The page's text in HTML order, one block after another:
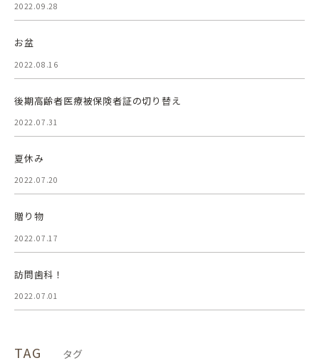
2022.09.28
お盆
2022.08.16
後期高齢者医療被保険者証の切り替え
2022.07.31
夏休み
2022.07.20
贈り物
2022.07.17
訪問歯科！
2022.07.01
TAG タグ